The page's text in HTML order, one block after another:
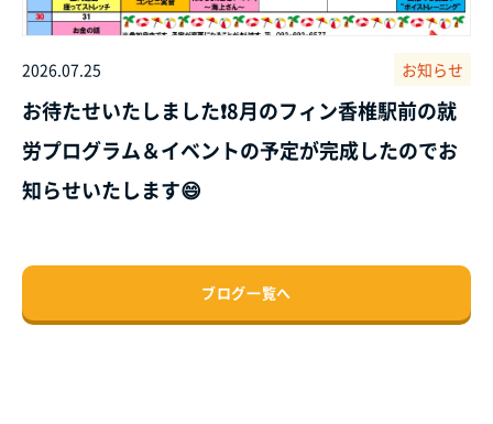
2026.07.25 お知らせ
お待たせいたしました❗8月のフィン香椎駅前の就
労プログラム＆イベントの予定が完成したのでお
知らせいたします😄
ブログ一覧へ